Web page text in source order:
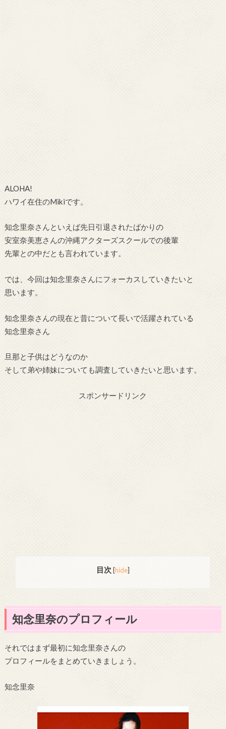
ALOHA!
ハワイ在住のMikiです。
知念里奈さんといえば先日引退されたばかりの
安室奈美恵さんの沖縄アクターズスクールでの後輩
先輩との中だとも言われています。
では、今回は知念里奈さんにフォーカスしていきたいと
思います。
知念里奈さんの現在と昔について長いで活躍されている
知念里奈さん
旦那と子供はどうなのか
そして弟や姉妹についても調査していきたいと思います。
スポンサードリンク
目次 [hide]
知念里奈のプロフィール
それではまず最初に知念里奈さんの
プロフィールをまとめていきましょう。
知念里奈